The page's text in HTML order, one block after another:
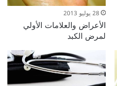
28 يوليو 2013
الأعراض والعلامات الأولي
لمرض الكبد